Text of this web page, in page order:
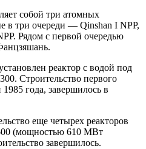
собой три атомных
в три очереди — Qinshan I NPP,
Рядом с первой очередью
реактор с водой под
Строительство первого
1985 года, завершилось в
еще четырех реакторов
(мощностью 610 МВт
завершилось.